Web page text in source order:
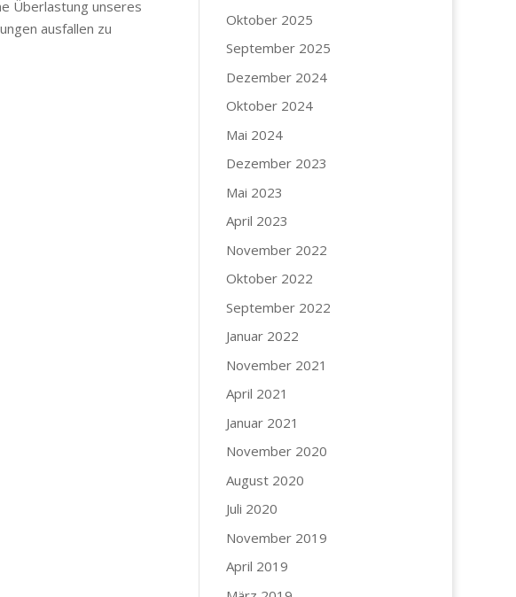
Überlastung unseres
ausfallen zu
Oktober 2025
September 2025
Dezember 2024
Oktober 2024
Mai 2024
Dezember 2023
Mai 2023
April 2023
November 2022
Oktober 2022
September 2022
Januar 2022
November 2021
April 2021
Januar 2021
November 2020
August 2020
Juli 2020
November 2019
April 2019